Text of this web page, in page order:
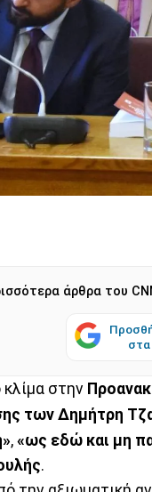
άρθρα του
κλίμα στην
των Δημήτρη
, «ως εδώ και μη
.